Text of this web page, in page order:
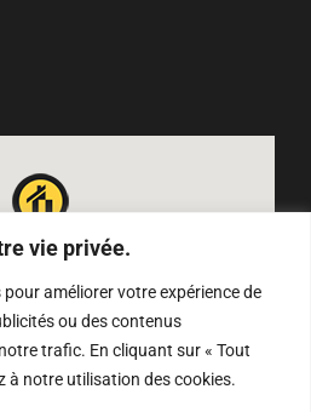
vie privée.
améliorer votre expérience de
ou des contenus
trafic. En cliquant sur « Tout
à notre utilisation des cookies.